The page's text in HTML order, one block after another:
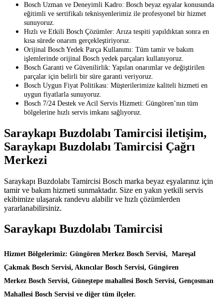
Bosch Uzman ve Deneyimli Kadro: Bosch beyaz eşyalar konusunda
eğitimli ve sertifikalı teknisyenlerimiz ile profesyonel bir hizmet
sunuyoruz.
Hızlı ve Etkili Bosch Çözümler: Arıza tespiti yapıldıktan sonra en
kısa sürede onarım gerçekleştiriyoruz.
Orijinal Bosch Yedek Parça Kullanımı: Tüm tamir ve bakım
işlemlerinde orijinal Bosch yedek parçaları kullanıyoruz.
Bosch Garanti ve Güvenilirlik: Yapılan onarımlar ve değiştirilen
parçalar için belirli bir süre garanti veriyoruz.
Bosch Uygun Fiyat Politikası: Müşterilerimize kaliteli hizmeti en
uygun fiyatlarla sunuyoruz.
Bosch 7/24 Destek ve Acil Servis Hizmeti: Güngören’nın tüm
bölgelerine hızlı servis imkanı sağlıyoruz.
Saraykapı Buzdolabı Tamircisi iletişim,
Saraykapı Buzdolabı Tamircisi Çağrı
Merkezi
Saraykapı Buzdolabı Tamircisi Bosch marka beyaz eşyalarınız için
tamir ve bakım hizmeti sunmaktadır. Size en yakın yetkili servis
ekibimize ulaşarak randevu alabilir ve hızlı çözümlerden
yararlanabilirsiniz.
Saraykapı Buzdolabı Tamircisi
Hizmet Bölgelerimiz: Güngören Merkez Bosch Servisi, Mareşal
Çakmak Bosch Servisi, Akıncılar Bosch Servisi, Güngören
Merkez Bosch Servisi, Güneştepe mahallesi Bosch Servisi, Gençosman
Mahallesi Bosch Servisi ve diğer tüm ilçeler.